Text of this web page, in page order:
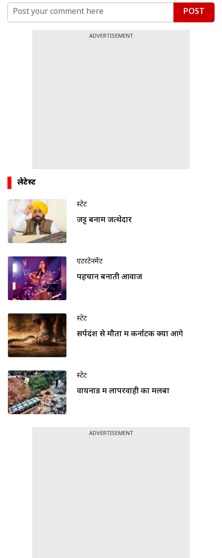
POST
ADVERTISEMENT
लेटेस्ट
स्टेट
जट्ट बनाम जत्थेदार
एंटरटेनमेंट
पहचान बनाती आवाज
स्टेट
सर्पदंश से मौतों में कर्नाटक क्यों आगे
स्टेट
वायनाड में लापरवाही का मलबा
ADVERTISEMENT